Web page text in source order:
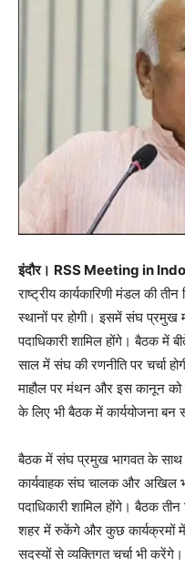
इंदौर। RSS Meeting in
राष्ट्रीय कार्यकारिणी मंडल की
स्थानों पर होगी। इसमें संघ प्रमुख
पदाधिकारी शामिल होंगे। बैठक में
साल में संघ की रणनीति पर चर्चा
माहौल पर मंथन और इस कानून
के लिए भी बैठक में कार्ययोजना बन
बैठक में संघ प्रमुख भागवत के साथ
कार्यवाहक संघ चालक और अखिल
पदाधिकारी शामिल होंगे। बैठक
शहर में रुकेंगे और कुछ कार्यक्रमों में
सदस्यों से व्यक्तिगत चर्चा भी